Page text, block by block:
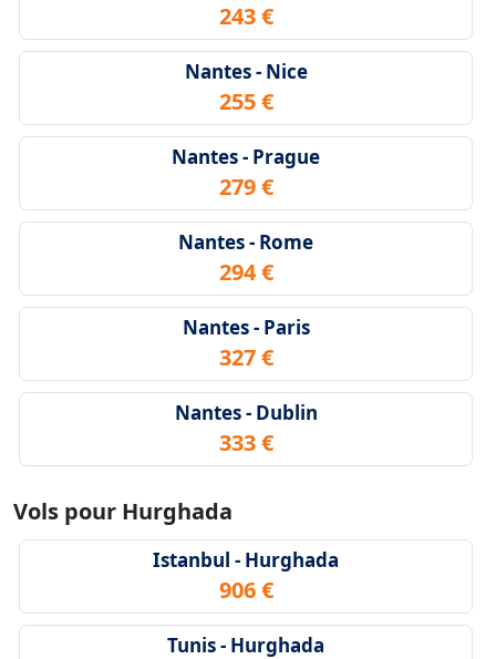
243 €
Nantes - Nice
255 €
Nantes - Prague
279 €
Nantes - Rome
294 €
Nantes - Paris
327 €
Nantes - Dublin
333 €
Vols pour Hurghada
Istanbul - Hurghada
906 €
Tunis - Hurghada